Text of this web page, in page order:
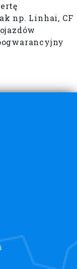
np. Linhai, CF